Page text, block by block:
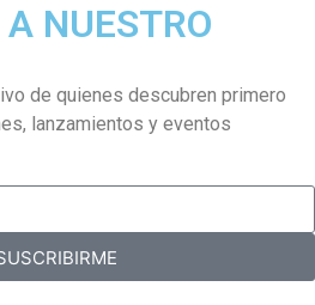
NUESTRO
de quienes descubren primero
lanzamientos y eventos